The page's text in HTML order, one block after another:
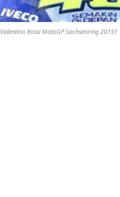
Valentino Rossi MotoGP Sachsenring 20131